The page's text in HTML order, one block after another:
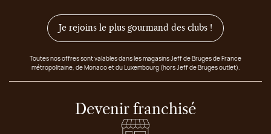
Je rejoins le plus gourmand des clubs !
Toutes nos offres sont valables dans les magasins Jeff de Bruges de France
métropolitaine, de Monaco et du Luxembourg (hors Jeff de Bruges outlet).
Devenir franchisé